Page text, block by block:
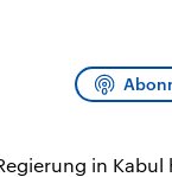
Berichte
den Parteien
Programm
in